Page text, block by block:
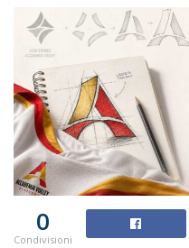
0
Condivisioni